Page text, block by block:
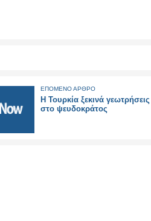
ΕΠΟΜΕΝΟ ΑΡΘΡΟ
Η Τουρκία ξεκινά γεωτρήσεις
στο ψευδοκράτος